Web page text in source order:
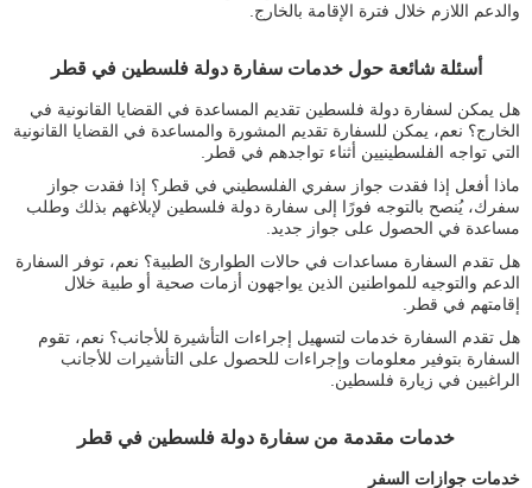
والدعم اللازم خلال فترة الإقامة بالخارج.
أسئلة شائعة حول خدمات سفارة دولة فلسطين في قطر
هل يمكن لسفارة دولة فلسطين تقديم المساعدة في القضايا القانونية في
الخارج؟ نعم، يمكن للسفارة تقديم المشورة والمساعدة في القضايا القانونية
التي تواجه الفلسطينيين أثناء تواجدهم في قطر.
ماذا أفعل إذا فقدت جواز سفري الفلسطيني في قطر؟ إذا فقدت جواز
سفرك، يُنصح بالتوجه فورًا إلى سفارة دولة فلسطين لإبلاغهم بذلك وطلب
مساعدة في الحصول على جواز جديد.
هل تقدم السفارة مساعدات في حالات الطوارئ الطبية؟ نعم، توفر السفارة
الدعم والتوجيه للمواطنين الذين يواجهون أزمات صحية أو طبية خلال
إقامتهم في قطر.
هل تقدم السفارة خدمات لتسهيل إجراءات التأشيرة للأجانب؟ نعم، تقوم
السفارة بتوفير معلومات وإجراءات للحصول على التأشيرات للأجانب
الراغبين في زيارة فلسطين.
خدمات مقدمة من سفارة دولة فلسطين في قطر
خدمات جوازات السفر